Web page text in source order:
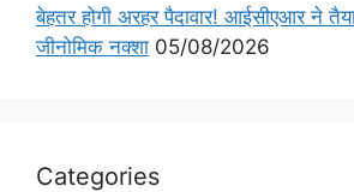
बेहतर होगी अरहर पैदावार! आईसीएआर ने
जीनोमिक नक्शा 05/08/2026
Categories